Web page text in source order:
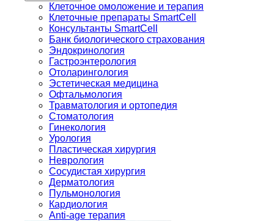
Клеточное омоложение и терапия
Клеточные препараты SmartCell
Консультанты SmartCell
Банк биологического страхования
Эндокринология
Гастроэнтерология
Отоларингология
Эстетическая медицина
Офтальмология
Травматология и ортопедия
Стоматология
Гинекология
Урология
Пластическая хирургия
Неврология
Сосудистая хирургия
Дерматология
Пульмонология
Кардиология
Anti-age терапия